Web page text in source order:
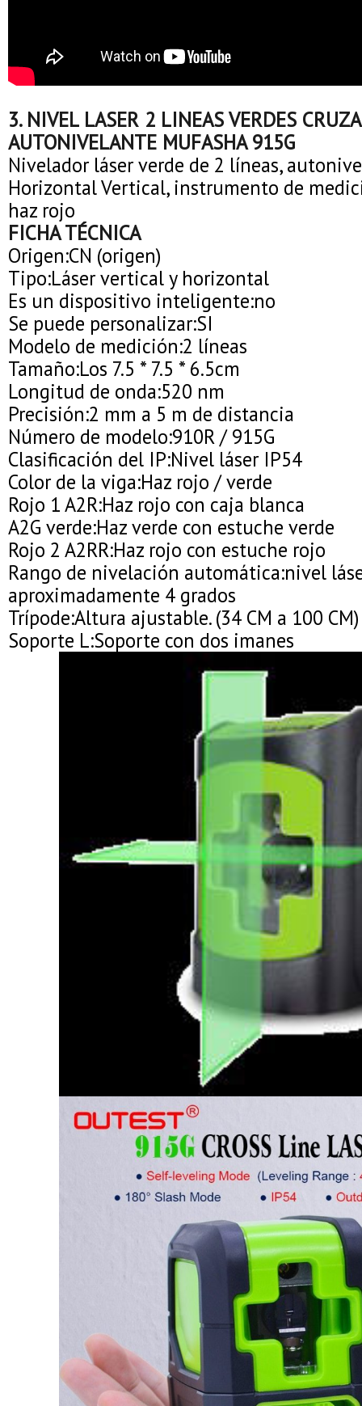
3. NIVEL LASER 2 LINEAS VERDES
AUTONIVELANTE MUFASHA 915G
Nivelador láser verde de 2 líneas,
Horizontal Vertical, instrumento de
haz rojo
FICHA TÉCNICA
Origen:CN (origen)
Tipo:Láser vertical y horizontal
Es un dispositivo inteligente:no
Se puede personalizar:SI
Modelo de medición:2 líneas
Tamaño:Los 7.5 * 7.5 * 6.5cm
Longitud de onda:520 nm
Precisión:2 mm a 5 m de distancia
Número de modelo:910R / 915G
Clasificación del IP:Nivel láser IP54
Color de la viga:Haz rojo / verde
Rojo 1 A2R:Haz rojo con caja blanca
A2G verde:Haz verde con estuche verde
Rojo 2 A2RR:Haz rojo con estuche rojo
Rango de nivelación automática:nivel
aproximadamente 4 grados
Trípode:Altura ajustable. (34 CM a 100 CM)
Soporte L:Soporte con dos imanes